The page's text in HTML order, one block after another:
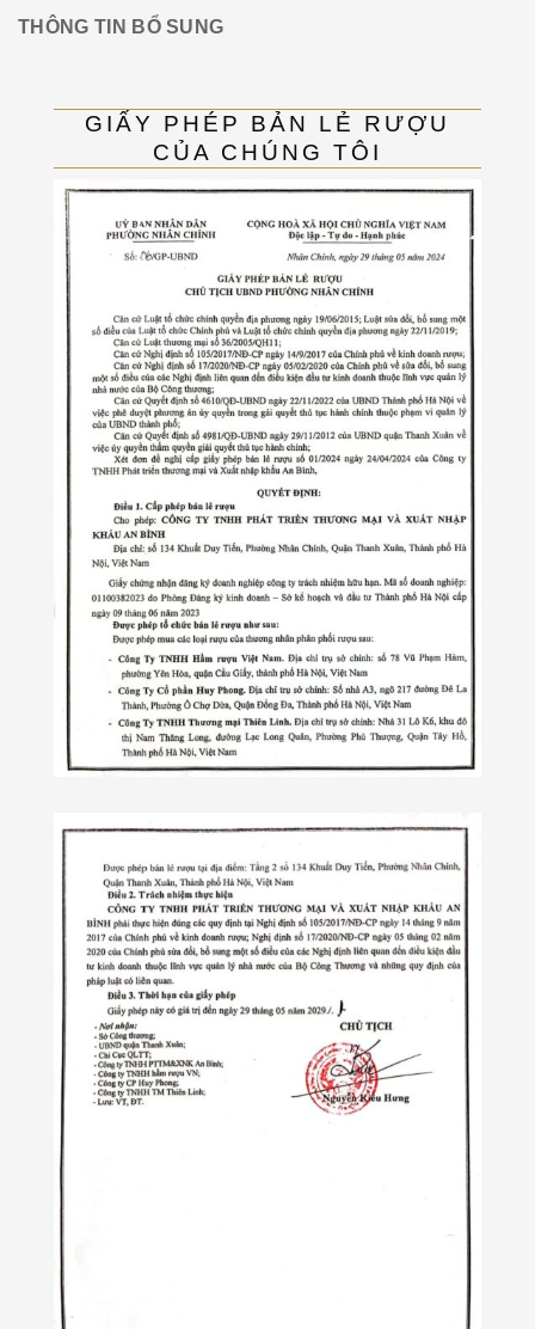
THÔNG TIN BỔ SUNG
GIẤY PHÉP BẢN LẺ RƯỢU
CỦA CHÚNG TÔI